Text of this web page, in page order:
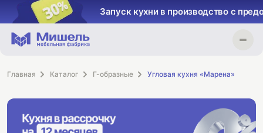
Запуск кухни в производство с
Главная Каталог Г-образные Угловая кухня «Марена»